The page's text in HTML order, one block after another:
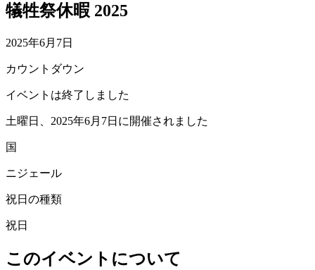
犠牲祭休暇 2025
2025年6月7日
カウントダウン
イベントは終了しました
土曜日、2025年6月7日に開催されました
国
ニジェール
祝日の種類
祝日
このイベントについて